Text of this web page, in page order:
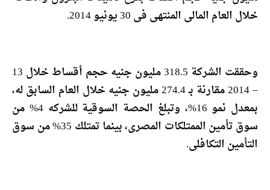
خلال العام المالى المنتهى فى 30 يونيو 2014.
وحققت الشركة 318.5 مليون جنيه حجم أقساط خلال 13
– 2014 مقارنة بـ 274.4 مليون جنيه خلال العام السابق له،
بمعدل نمو 16%، وتبلغ الحصة السوقية للشركه 4% من
سوق تأمين الممتلكات المصرى، بينما تمتلك 35% من سوق
التأمين التكافلى.